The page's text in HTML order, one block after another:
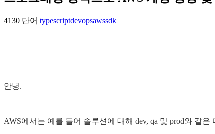
4130 단어 typescriptdevopsawssdk
안녕.
AWS에서는 예를 들어 솔루션에 대해 dev, qa 및 prod와 같